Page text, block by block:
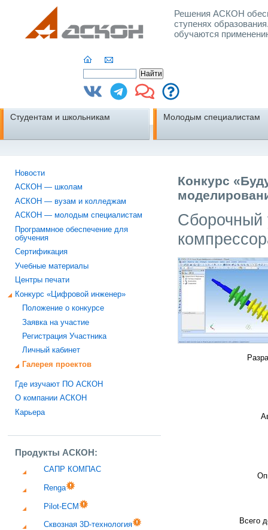
Решения АСКОН
ступенях
обучаются
Студентам и школьникам Молодым специалистам
Новости
АСКОН — школам
АСКОН — вузам и колледжам
АСКОН — молодым специалистам
Программное обеспечение для
обучения
Сертификация
Учебные материалы
Центры печати
Конкурс «Цифровой инженер»
Положение о конкурсе
Заявка на участие
Регистрация Участника
Личный кабинет
Галерея проектов
Где изучают ПО АСКОН
О компании АСКОН
Карьера
Продукты АСКОН:
САПР КОМПАС
Renga
Pilot-ECM
Сквозная 3D-технология
Конкурс
Сборочный
Всего